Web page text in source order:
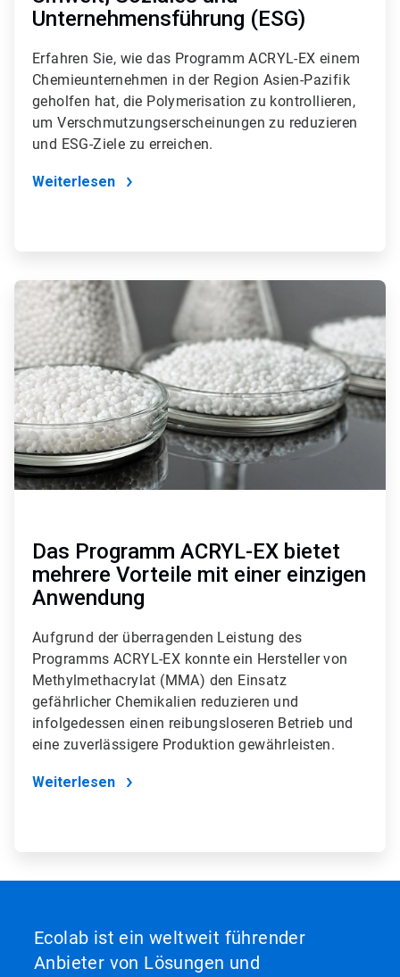
Unternehmensführung (ESG)
Erfahren Sie, wie das Programm ACRYL-EX einem
Chemieunternehmen in der Region Asien-Pazifik
geholfen hat, die Polymerisation zu kontrollieren,
um Verschmutzungserscheinungen zu reduzieren
und ESG-Ziele zu erreichen.
Weiterlesen
ArticleTile
von
Das Programm ACRYL-EX bietet
mehrere Vorteile mit einer einzigen
Anwendung
Aufgrund der überragenden Leistung des
Programms ACRYL-EX konnte ein Hersteller von
Methylmethacrylat (MMA) den Einsatz
gefährlicher Chemikalien reduzieren und
infolgedessen einen reibungsloseren Betrieb und
eine zuverlässigere Produktion gewährleisten.
Weiterlesen
Ecolab ist ein weltweit führender
Anbieter von Lösungen und